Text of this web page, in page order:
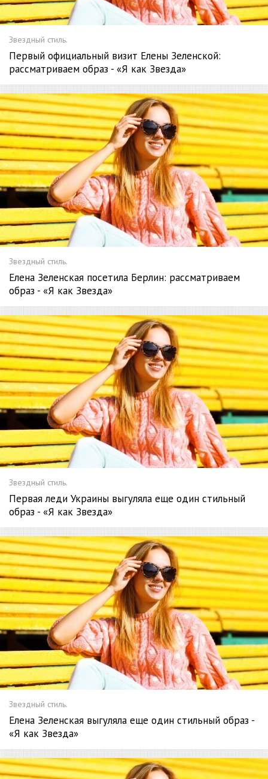
Звездный стиль.
Первый официальный визит Елены Зеленской:
рассматриваем образ - «Я как Звезда»
Звездный стиль.
Елена Зеленская посетила Берлин: рассматриваем
образ - «Я как Звезда»
Звездный стиль.
Первая леди Украины выгуляла еще один стильный
образ - «Я как Звезда»
Звездный стиль.
Елена Зеленская выгуляла еще один стильный образ -
«Я как Звезда»